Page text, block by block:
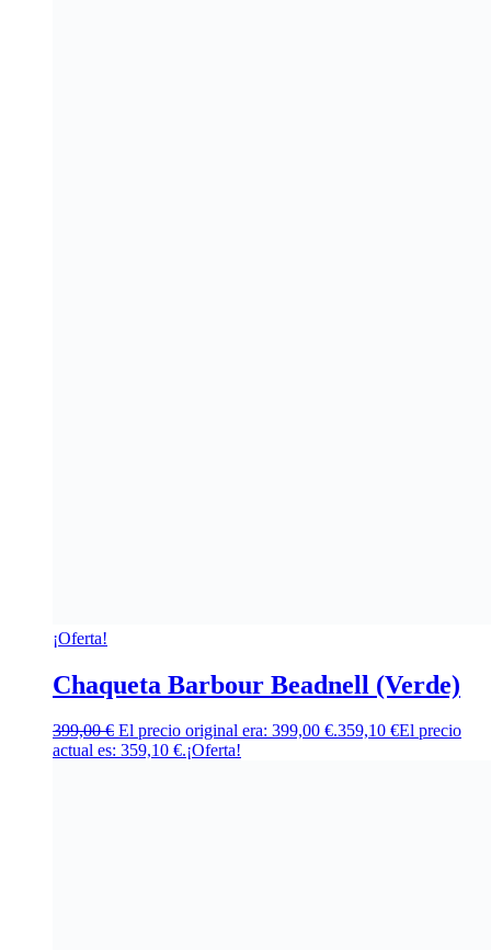
¡Oferta!
Chaqueta Barbour Beadnell (Verde)
399,00€ El precio original era: 399,00 €.359,10 €El precio
actual es: 359,10 €.¡Oferta!